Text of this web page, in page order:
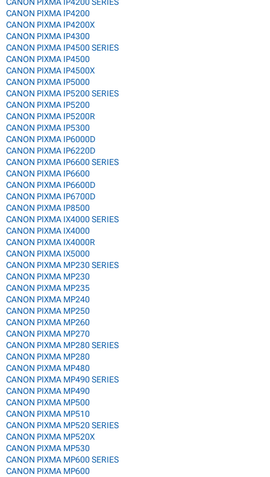
CANON PIXMA IP4200 SERIES
CANON PIXMA IP4200
CANON PIXMA IP4200X
CANON PIXMA IP4300
CANON PIXMA IP4500 SERIES
CANON PIXMA IP4500
CANON PIXMA IP4500X
CANON PIXMA IP5000
CANON PIXMA IP5200 SERIES
CANON PIXMA IP5200
CANON PIXMA IP5200R
CANON PIXMA IP5300
CANON PIXMA IP6000D
CANON PIXMA IP6220D
CANON PIXMA IP6600 SERIES
CANON PIXMA IP6600
CANON PIXMA IP6600D
CANON PIXMA IP6700D
CANON PIXMA IP8500
CANON PIXMA IX4000 SERIES
CANON PIXMA IX4000
CANON PIXMA IX4000R
CANON PIXMA IX5000
CANON PIXMA MP230 SERIES
CANON PIXMA MP230
CANON PIXMA MP235
CANON PIXMA MP240
CANON PIXMA MP250
CANON PIXMA MP260
CANON PIXMA MP270
CANON PIXMA MP280 SERIES
CANON PIXMA MP280
CANON PIXMA MP480
CANON PIXMA MP490 SERIES
CANON PIXMA MP490
CANON PIXMA MP500
CANON PIXMA MP510
CANON PIXMA MP520 SERIES
CANON PIXMA MP520X
CANON PIXMA MP530
CANON PIXMA MP600 SERIES
CANON PIXMA MP600